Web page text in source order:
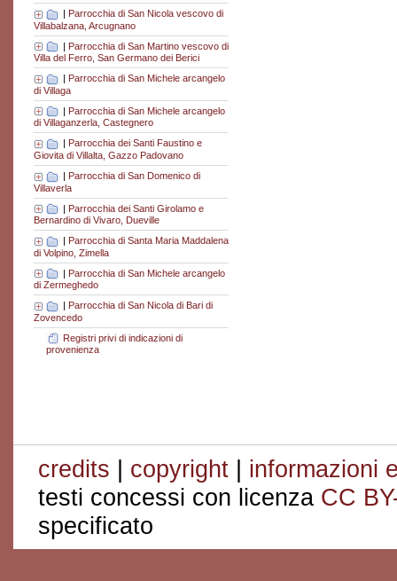
Parrocchia di San Nicola vescovo di
Villabalzana, Arcugnano
| Parrocchia di San Martino vescovo di
Villa del Ferro, San Germano dei Berici
Parrocchia di San Michele arcangelo
di Villaga
| Parrocchia di San Michele arcangelo
di Villaganzerla, Castegnero
Parrocchia dei Santi Faustino e
Giovita di Villalta, Gazzo Padovano
| Parrocchia di San Domenico di
Villaverla
| Parrocchia dei Santi Girolamo e
Bernardino di Vivaro, Dueville
| Parrocchia di Santa Maria Maddalena
di Volpino, Zimella
| Parrocchia di San Michele arcangelo
di Zermeghedo
Parrocchia di San Nicola di Bari di
Zovencedo
Registri privi di indicazioni di
provenienza
credits | copyright | informazioni
testi concessi con licenza CC
specificato